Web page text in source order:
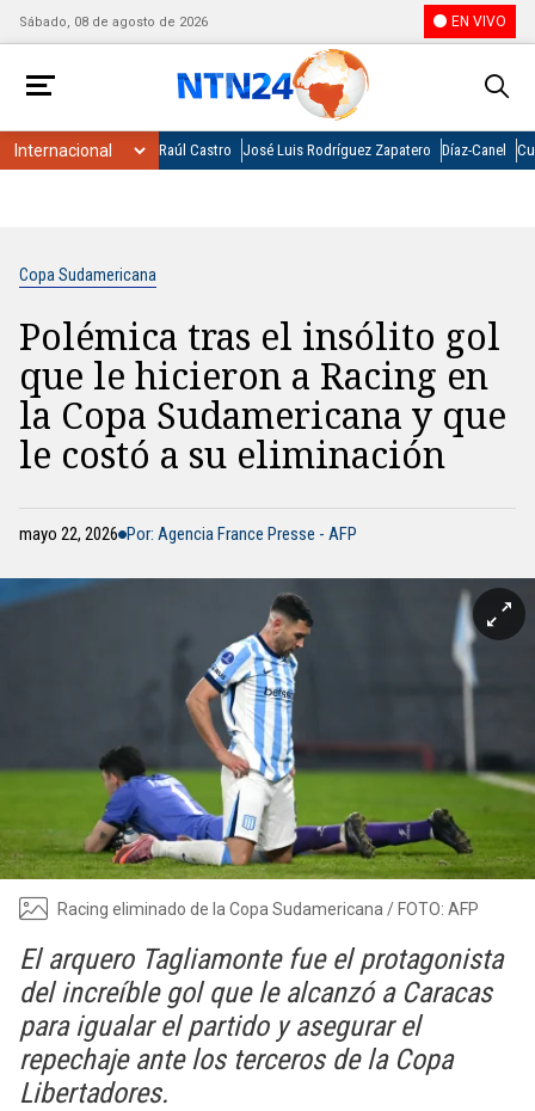
Sábado, 08 de agosto de 2026 EN VIVO
Raúl Castro José Luis Rodríguez Zapatero Díaz-Canel
Copa Sudamericana
Polémica tras el insólito gol
que le hicieron a Racing en
la Copa Sudamericana y que
le costó a su eliminación
mayo 22, 2026 Por: Agencia France Presse - AFP
Racing eliminado de la Copa Sudamericana / FOTO: AFP
El arquero Tagliamonte fue el protagonista
del increíble gol que le alcanzó a Caracas
para igualar el partido y asegurar el
repechaje ante los terceros de la Copa
Libertadores.